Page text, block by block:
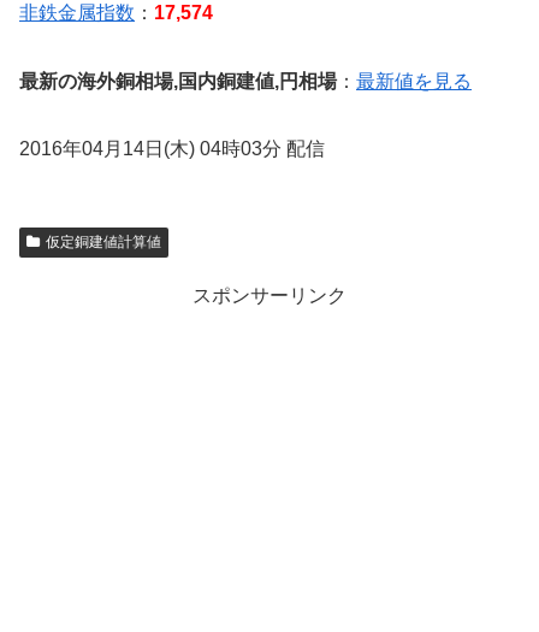
非鉄金属指数 ： 17,574
最新の海外銅相場,国内銅建値,円相場： 最新値を見る
2016年04月14日(木) 04時03分 配信
仮定銅建値計算値
スポンサーリンク